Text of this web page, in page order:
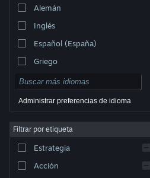
© Valve Corporation. Todos los derechos reservados.
Todas las marcas registradas pertenecen a sus
de Privacidad|Información legal
Acuerdo de Suscriptor a Steam
Cookies
Alemán
Inglés
Español (España)
Griego
Administrar preferencias de idioma
Filtrar por etiqueta
Estrategia
Acción